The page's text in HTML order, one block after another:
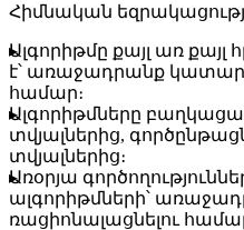
Հիմնական
Ալգորիթմը քայլ առ
է՝ առաջադրանք
համար։
Ալգորիթմները
տվյալներից,
տվյալներից։
Առօրյա
ալգորիթմների՝
ռացիոնալացնելու